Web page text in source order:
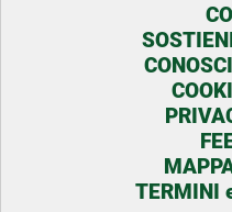
TERMINI